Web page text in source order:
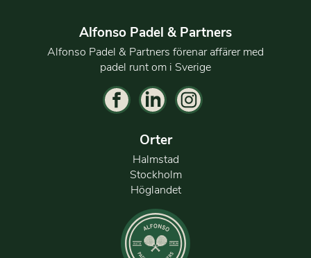
Alfonso Padel & Partners
Alfonso Padel & Partners förenar affärer med
padel runt om i Sverige
Orter
Halmstad
Stockholm
Höglandet